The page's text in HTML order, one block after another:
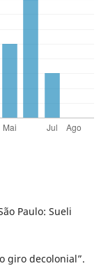
Paulo: Sueli
giro decolonial”.